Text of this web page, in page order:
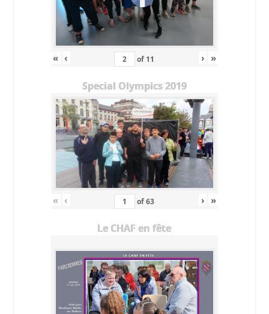
« ‹ of 11 › »
Special Olympics 2019
« ‹ of63 › »
Le CHAF en fête